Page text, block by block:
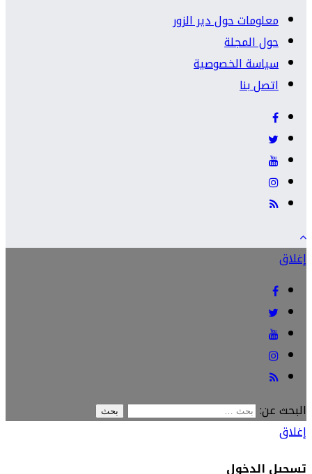
معلومات حول دير الزور
حول المجلة
سياسة الخصوصية
اتصل بنا
إغلاق
البحث عن:
إغلاق
تسجيل الدخول